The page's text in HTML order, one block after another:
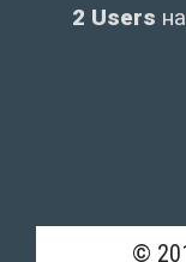
2 Users
©